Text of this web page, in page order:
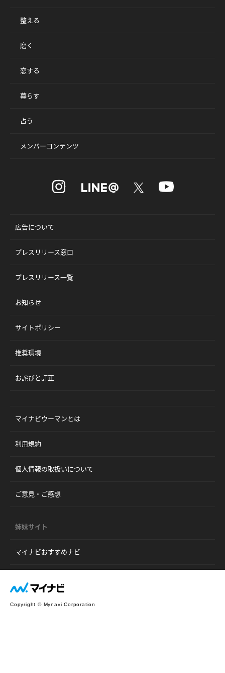
整える
磨く
恋する
暮らす
占う
メンバーコンテンツ
広告について
プレスリリース窓口
プレスリリース一覧
お知らせ
サイトポリシー
推奨環境
お詫びと訂正
マイナビウーマンとは
利用規約
個人情報の取扱いについて
ご意見・ご感想
姉妹サイト
マイナビおすすめナビ
Copyright © Mynavi Corporation